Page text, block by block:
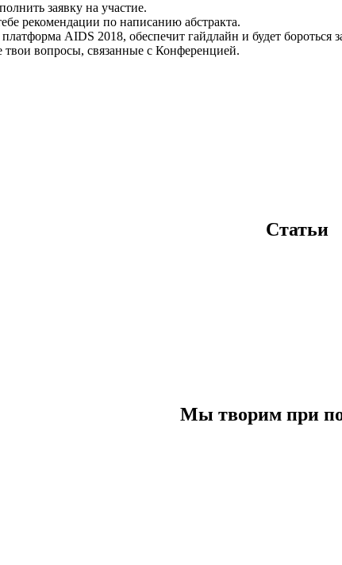
заявку на участие.
рекомендации по написанию абстракта.
AIDS 2018, обеспечит гайдлайн и будет бороться
твои вопросы, связанные с Конференцией.
Статьи
Мы творим при